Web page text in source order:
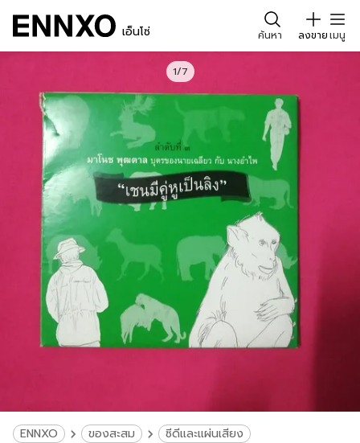
เอ็นโซ่ ค้นหา ลงขายเมนู
1/7
ENNXO ของสะสม ซีดีและแผ่นเสียง